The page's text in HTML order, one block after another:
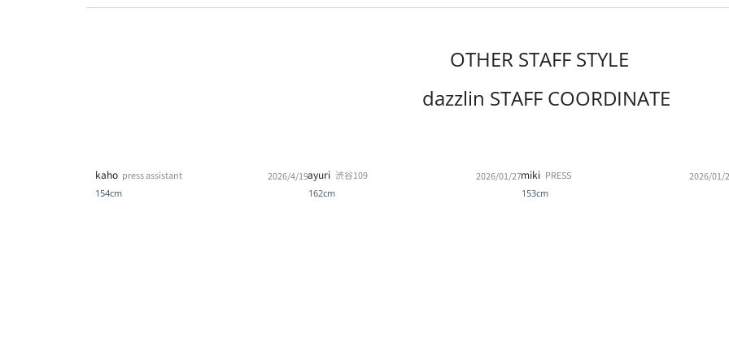
OTHER STAFF STYLE
dazzlin STAFF COORDINATE
kaho press assistant 2026/4/19
154cm
ayuri 渋谷109 2026/01/27
162cm
miki PRESS 2026/01/
153cm